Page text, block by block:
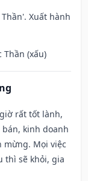
Xuất hành
(xấu)
rất tốt lành,
kinh doanh
mừng. Mọi việc
thì sẽ khỏi, gia